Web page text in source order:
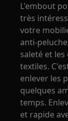
L'embout
très
votre
anti-
saleté et
textiles.
enlever les
quelques
temps.
et rapide